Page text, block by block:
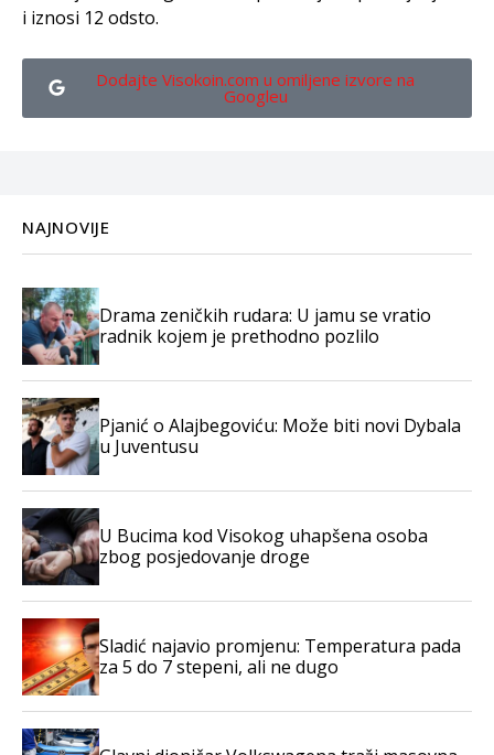
i iznosi 12 odsto.
Dodajte Visokoin.com u omiljene izvore na
Googleu
NAJNOVIJE
Drama zeničkih rudara: U jamu se vratio
radnik kojem je prethodno pozlilo
Pjanić o Alajbegoviću: Može biti novi Dybala
u Juventusu
U Bucima kod Visokog uhapšena osoba
zbog posjedovanje droge
Sladić najavio promjenu: Temperatura pada
za 5 do 7 stepeni, ali ne dugo